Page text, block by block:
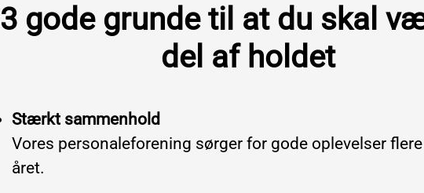
3 gode grunde til at du skal
del af holdet
Stærkt sammenhold
Vores personaleforening sørger for gode oplevelser
året.